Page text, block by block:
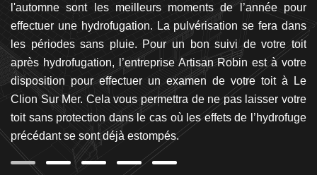
l'automne sont les meilleurs moments de l’année pour
effectuer une hydrofugation. La pulvérisation se fera dans
les périodes sans pluie. Pour un bon suivi de votre toit
après hydrofugation, l’entreprise Artisan Robin est à votre
disposition pour effectuer un examen de votre toit à Le
Clion Sur Mer. Cela vous permettra de ne pas laisser votre
toit sans protection dans le cas où les effets de l’hydrofuge
précédant se sont déjà estompés.